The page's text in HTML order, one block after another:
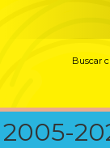
Buscar
2005-